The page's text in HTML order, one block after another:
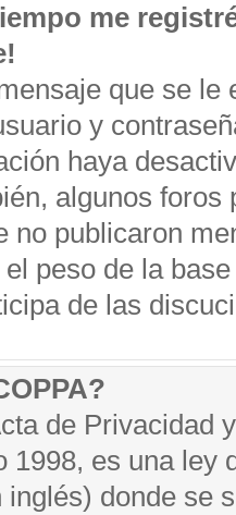
me
que se
y
haya
algunos
no publicaron
peso de la
de las
de Privacidad
1998, es una ley
inglés) donde se